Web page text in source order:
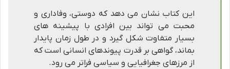
این کتاب نشان می دهد که دوستی، وفاداری و
محبت می تواند بین افرادی با پیشینه های
بسیار متفاوت شکل گیرد و در طول زمان پایدار
بماند، گواهی بر قدرت پیوندهای انسانی است که
از مرزهای جغرافیایی و سیاسی فراتر می رود.